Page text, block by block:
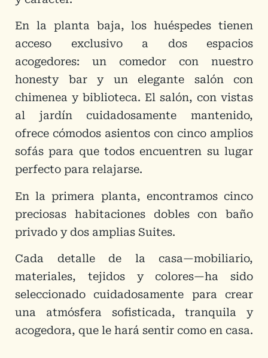
En la planta baja, los huéspedes tienen
acceso exclusivo a dos espacios
acogedores: un comedor con nuestro
honesty bar y un elegante salón con
chimenea y biblioteca. El salón, con vistas
al jardín cuidadosamente mantenido,
ofrece cómodos asientos con cinco amplios
sofás para que todos encuentren su lugar
perfecto para relajarse.
En la primera planta, encontramos cinco
preciosas habitaciones dobles con baño
privado y dos amplias Suites.
Cada detalle de la casa—mobiliario,
materiales, tejidos y colores—ha sido
seleccionado cuidadosamente para crear
una atmósfera sofisticada, tranquila y
acogedora, que le hará sentir como en casa.